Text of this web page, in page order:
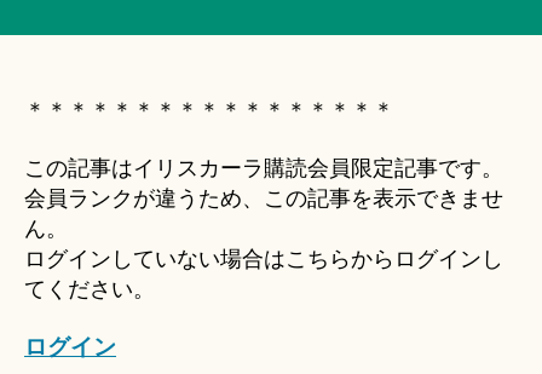
a
ki
＊
＊＊＊＊＊＊＊＊＊＊＊＊＊＊＊＊＊
この記事はイリスカーラ購読会員限定記事です。
会員ランクが違うため、この記事を表示できませ
ん。
ログインしていない場合はこちらからログインし
てください。
ログイン